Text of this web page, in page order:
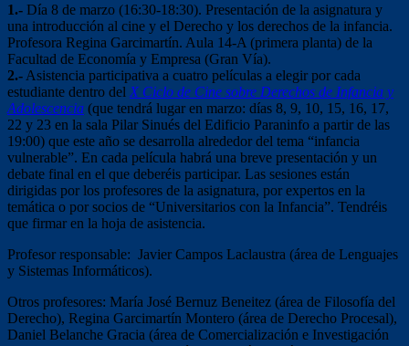
1.- Día 8 de marzo (16:30-18:30). Presentación de la asignatura y
una introducción al cine y el Derecho y los derechos de la infancia.
Profesora Regina Garcimartín. Aula 14-A (primera planta) de la
Facultad de Economía y Empresa (Gran Vía).
2.- Asistencia participativa a cuatro películas a elegir por cada
estudiante dentro del X Ciclo de Cine sobre Derechos de Infancia y
Adolescencia (que tendrá lugar en marzo: días 8, 9, 10, 15, 16, 17,
22 y 23 en la sala Pilar Sinués del Edificio Paraninfo a partir de las
19:00) que este año se desarrolla alrededor del tema “infancia
vulnerable”. En cada película habrá una breve presentación y un
debate final en el que deberéis participar. Las sesiones están
dirigidas por los profesores de la asignatura, por expertos en la
temática o por socios de “Universitarios con la Infancia”. Tendréis
que firmar en la hoja de asistencia.
Profesor responsable: Javier Campos Laclaustra (área de Lenguajes
y Sistemas Informáticos).
Otros profesores: María José Bernuz Beneitez (área de Filosofía del
Derecho), Regina Garcimartín Montero (área de Derecho Procesal),
Daniel Belanche Gracia (área de Comercialización e Investigación